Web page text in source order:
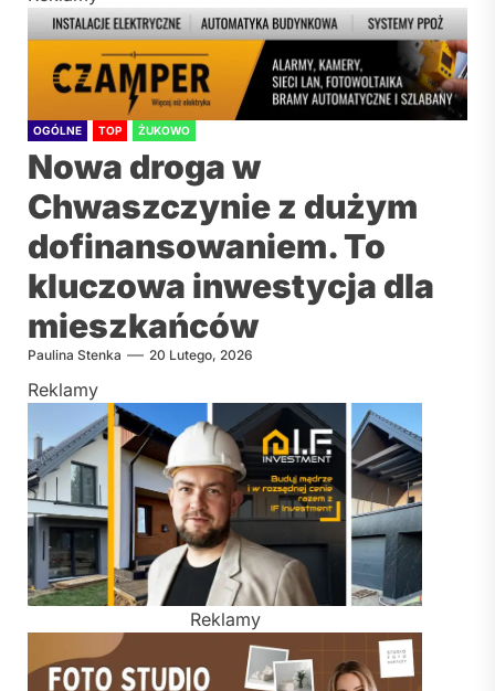
OGÓLNE TOP ŻUKOWO
Nowa droga w
Chwaszczynie z dużym
dofinansowaniem. To
kluczowa inwestycja dla
mieszkańców
Paulina Stenka 20 Lutego, 2026
Reklamy
Reklamy